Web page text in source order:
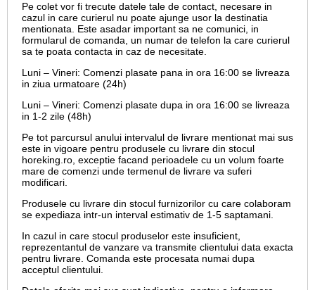
Pe colet vor fi trecute datele tale de contact, necesare in
cazul in care curierul nu poate ajunge usor la destinatia
mentionata. Este asadar important sa ne comunici, in
formularul de comanda, un numar de telefon la care curierul
sa te poata contacta in caz de necesitate.
Luni – Vineri: Comenzi plasate pana in ora 16:00 se livreaza
in ziua urmatoare (24h)
Luni – Vineri: Comenzi plasate dupa in ora 16:00 se livreaza
in 1-2 zile (48h)
Pe tot parcursul anului intervalul de livrare mentionat mai sus
este in vigoare pentru produsele cu livrare din stocul
horeking.ro, exceptie facand perioadele cu un volum foarte
mare de comenzi unde termenul de livrare va suferi
modificari.
Produsele cu livrare din stocul furnizorilor cu care colaboram
se expediaza intr-un interval estimativ de 1-5 saptamani.
In cazul in care stocul produselor este insuficient,
reprezentantul de vanzare va transmite clientului data exacta
pentru livrare. Comanda este procesata numai dupa
acceptul clientului.